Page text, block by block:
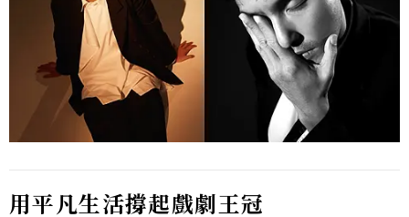
用平凡生活撐起戲劇王冠